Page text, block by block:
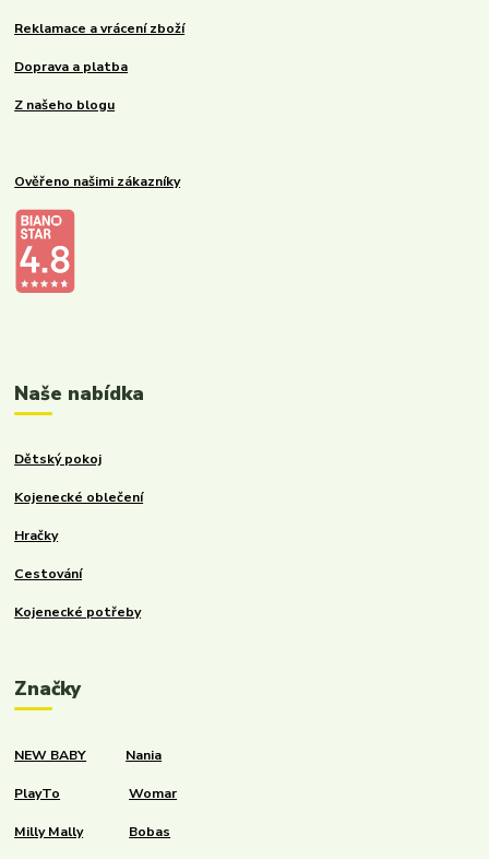
Reklamace a vrácení zboží
Doprava a platba
Z našeho blogu
Ověřeno našimi zákazníky
Naše nabídka
Dětský pokoj
Kojenecké oblečení
Hračky
Cestování
Kojenecké potřeby
Značky
NEW BABY Nania
PlayTo Womar
Milly Mally Bobas